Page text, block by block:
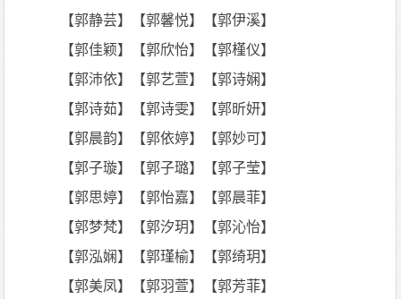
【郭静芸】【郭馨悦】【郭伊溪】
【郭佳颖】【郭欣怡】【郭槿仪】
【郭沛依】【郭艺萱】【郭诗娴】
【郭诗茹】【郭诗雯】【郭昕妍】
【郭晨韵】【郭依婷】【郭妙可】
【郭子璇】【郭子璐】【郭子莹】
【郭思婷】【郭怡嘉】【郭晨菲】
【郭梦梵】【郭汐玥】【郭沁怡】
【郭泓娴】【郭瑾榆】【郭绮玥】
【郭美凤】【郭羽萱】【郭芳菲】